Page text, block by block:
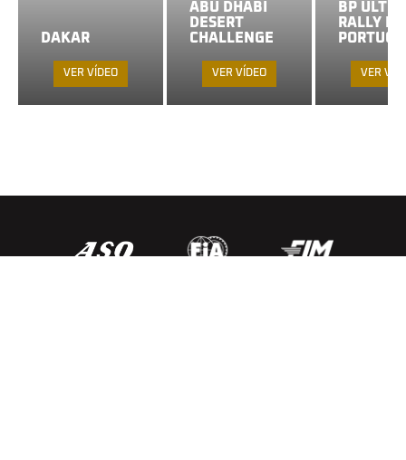
DAKAR
VER VÍDEO
ABU DHABI
DESERT
CHALLENGE
VER VÍDEO
BP
RALLY
VER